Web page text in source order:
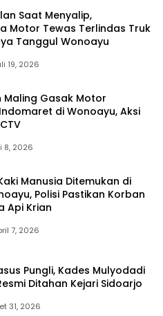
Saat Menyalip,
Motor Tewas Terlindas Truk
Tanggul Wonoayu
19, 2026
Gasak Motor
di Wonoayu, Aksi
8, 2026
Manusia Ditemukan di
Polisi Pastikan Korban
Api Krian
7, 2026
Pungli, Kades Mulyodadi
Ditahan Kejari Sidoarjo
31, 2026